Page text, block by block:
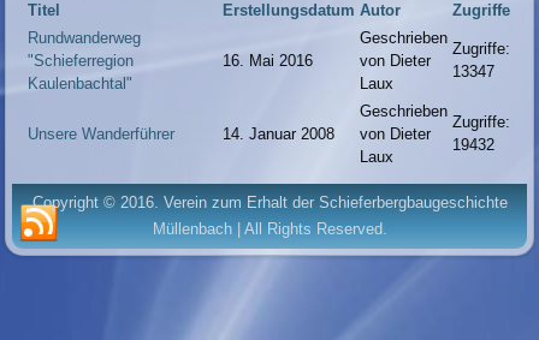
Titel
Erstellungsdatum Autor
Zugriffe
Rundwanderweg
"Schieferregion
Kaulenbachtal"
16. Mai 2016
Geschrieben
von Dieter
Laux
Zugriffe:
13347
Unsere Wanderführer 14. Januar 2008
Geschrieben
von Dieter
Laux
Zugriffe:
19432
Copyright © 2016. Verein zum Erhalt der Schieferbergbaugeschichte
Müllenbach | All Rights Reserved.